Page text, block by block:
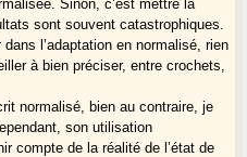
Sinon, c’est mettre la
sont souvent catastrophiques.
l’adaptation en normalisé, rien
à bien préciser, entre crochets,
normalisé, bien au contraire, je
son utilisation
compte de la réalité de l’état de